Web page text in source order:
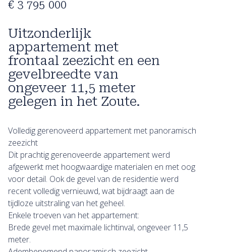
Uitzonderlijk
appartement met
frontaal zeezicht en een
gevelbreedte van
ongeveer 11,5 meter
gelegen in het Zoute.
€ 3 795 000
Volledig gerenoveerd appartement met panoramisch
zeezicht
Dit prachtig gerenoveerde appartement werd
afgewerkt met hoogwaardige materialen en met oog
voor detail. Ook de gevel van de residentie werd
recent volledig vernieuwd, wat bijdraagt aan de
tijdloze uitstraling van het geheel.
Enkele troeven van het appartement:
Brede gevel met maximale lichtinval, ongeveer 11,5
meter.